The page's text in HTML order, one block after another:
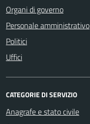
Organi di governo
Personale amministrativo
Politici
Uffici
CATEGORIE DI SERVIZIO
Anagrafe e stato civile